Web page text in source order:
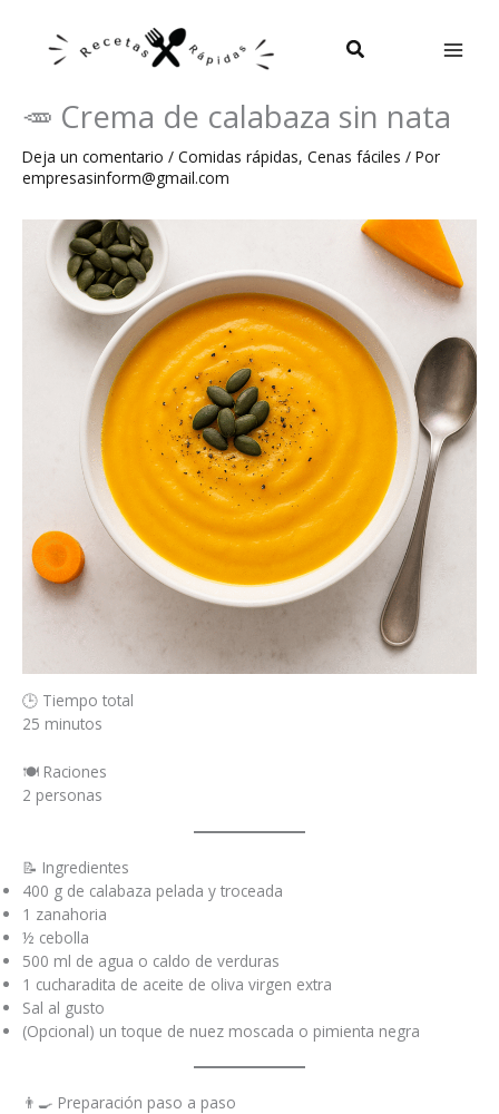
contenido
Buscar
🥕 Crema de calabaza sin nata
Deja un comentario / Comidas rápidas, Cenas fáciles / Por
empresasinform@gmail.com
🕒 Tiempo total
25 minutos
🍽️ Raciones
2 personas
📝 Ingredientes
400 g de calabaza pelada y troceada
1 zanahoria
½ cebolla
500 ml de agua o caldo de verduras
1 cucharadita de aceite de oliva virgen extra
Sal al gusto
(Opcional) un toque de nuez moscada o pimienta negra
👨‍🍳 Preparación paso a paso